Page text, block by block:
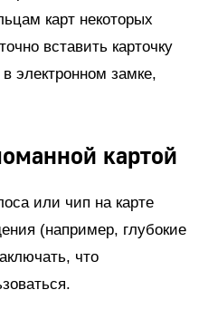
карт некоторых
вставить карточку
электронном замке,
картой
или чип на карте
(например, глубокие
что